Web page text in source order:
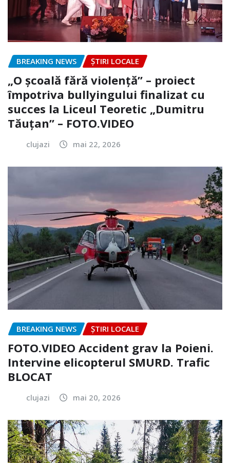
BREAKING NEWS ȘTIRI LOCALE
„O școală fără violență” – proiect
împotriva bullyingului finalizat cu
succes la Liceul Teoretic „Dumitru
Tăuțan” – FOTO.VIDEO
clujazi mai 22, 2026
BREAKING NEWS ȘTIRI LOCALE
FOTO.VIDEO Accident grav la Poieni.
Intervine elicopterul SMURD. Trafic
BLOCAT
clujazi mai 20, 2026